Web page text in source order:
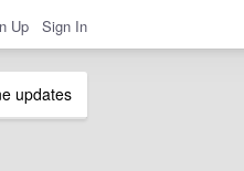
Up Sign In
updates